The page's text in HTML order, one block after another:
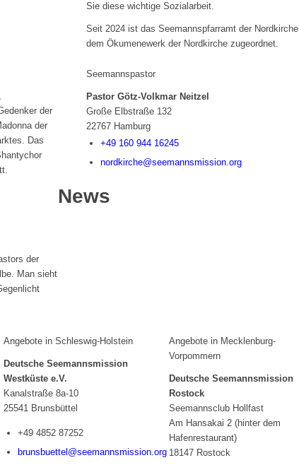
Sie diese wichtige Sozialarbeit.
Seit 2024 ist das Seemannspfarramt der Nordkirche
dem Ökumenewerk der Nordkirche zugeordnet.
Seemannspastor
Pastor Götz-Volkmar Neitzel
Große Elbstraße 132
22767 Hamburg
+49 160 944 16245
nordkirche@seemannsmission.org
Angebote in Schleswig-Holstein
Deutsche Seemannsmission
Westküste e.V.
Kanalstraße 8a-10
25541 Brunsbüttel
+49 4852 87252
brunsbuettel@seemannsmission.org
Angebote in Mecklenburg-
Vorpommern
Deutsche Seemannsmission
Rostock
Seemannsclub Hollfast
Am Hansakai 2 (hinter dem
Hafenrestaurant)
18147 Rostock
News